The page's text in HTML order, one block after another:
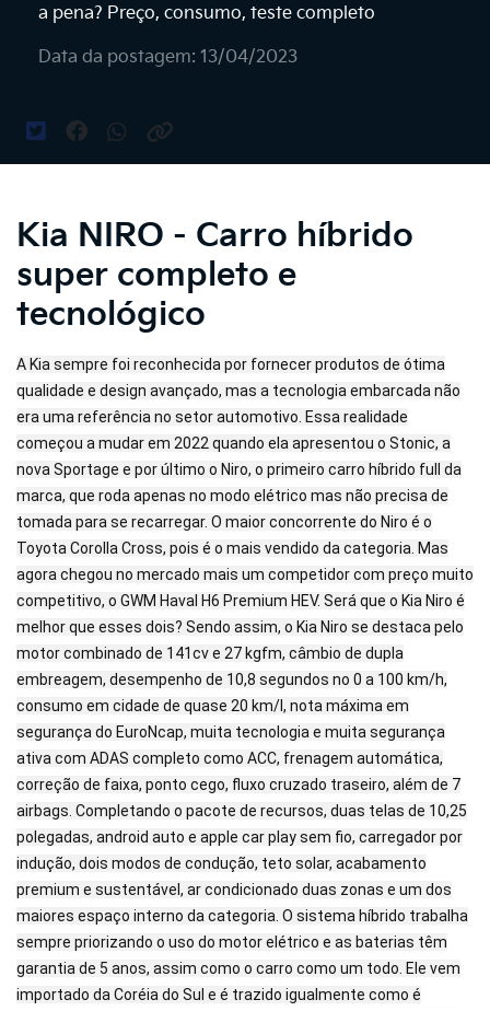
a pena? Preço, consumo, teste completo
Data da postagem: 13/04/2023
Kia NIRO - Carro híbrido
super completo e
tecnológico
A Kia sempre foi reconhecida por fornecer produtos de ótima
qualidade e design avançado, mas a tecnologia embarcada não
era uma referência no setor automotivo. Essa realidade
começou a mudar em 2022 quando ela apresentou o Stonic, a
nova Sportage e por último o Niro, o primeiro carro híbrido full da
marca, que roda apenas no modo elétrico mas não precisa de
tomada para se recarregar. O maior concorrente do Niro é o
Toyota Corolla Cross, pois é o mais vendido da categoria. Mas
agora chegou no mercado mais um competidor com preço muito
competitivo, o GWM Haval H6 Premium HEV. Será que o Kia Niro é
melhor que esses dois? Sendo assim, o Kia Niro se destaca pelo
motor combinado de 141cv e 27 kgfm, câmbio de dupla
embreagem, desempenho de 10,8 segundos no 0 a 100 km/h,
consumo em cidade de quase 20 km/l, nota máxima em
segurança do EuroNcap, muita tecnologia e muita segurança
ativa com ADAS completo como ACC, frenagem automática,
correção de faixa, ponto cego, fluxo cruzado traseiro, além de 7
airbags. Completando o pacote de recursos, duas telas de 10,25
polegadas, android auto e apple car play sem fio, carregador por
indução, dois modos de condução, teto solar, acabamento
premium e sustentável, ar condicionado duas zonas e um dos
maiores espaço interno da categoria. O sistema híbrido trabalha
sempre priorizando o uso do motor elétrico e as baterias têm
garantia de 5 anos, assim como o carro como um todo. Ele vem
importado da Coréia do Sul e é trazido igualmente como é